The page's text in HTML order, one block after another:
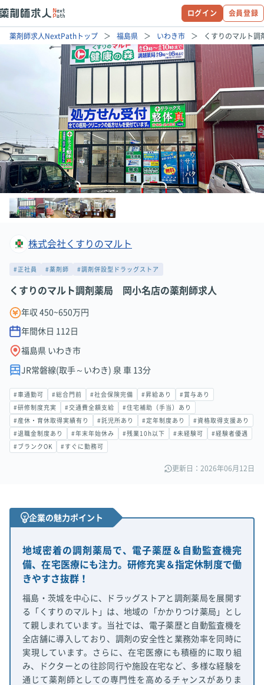
ログイン 会員登録
薬剤師求人NextPathトップ 福島県 いわき市 くすりのマルト
株式会社くすりのマルト
#正社員 #薬剤師 #調剤併設型ドラッグストア
くすりのマルト調剤薬局 岡小名店の薬剤師求人
年収 450~650万円
年間休日 112 日
福島県 いわき市
JR常磐線(取手～いわき) 泉 車 13分
#車通勤可 #総合門前 #社会保険完備 #昇給あり #賞与あり
#研修制度充実 #交通費全額支給 #住宅補助（手当）あり
#産休・育休取得実績有り #託児所あり #定年制度あり #資格取得支援あり
#退職金制度あり #年末年始休み #残業10h以下 #未経験可 #経験者優遇
#ブランクOK #すぐに勤務可
更新日：2026年06月12日
企業の魅力ポイント
地域密着の調剤薬局で、電子薬歴＆自動監査機完
備、在宅医療にも注力。研修充実＆指定休制度で働
きやすさ抜群！
福島・茨城を中心に、ドラッグストアと調剤薬局を展開す
る「くすりのマルト」は、地域の「かかりつけ薬局」とし
て親しまれています。当社では、電子薬歴と自動監査機を
全店舗に導入しており、調剤の安全性と業務効率を同時に
実現しています。さらに、在宅医療にも積極的に取り組
み、ドクターとの往診同行や施設在宅など、多様な経験を
通じて薬剤師としての専門性を高めるチャンスがありま